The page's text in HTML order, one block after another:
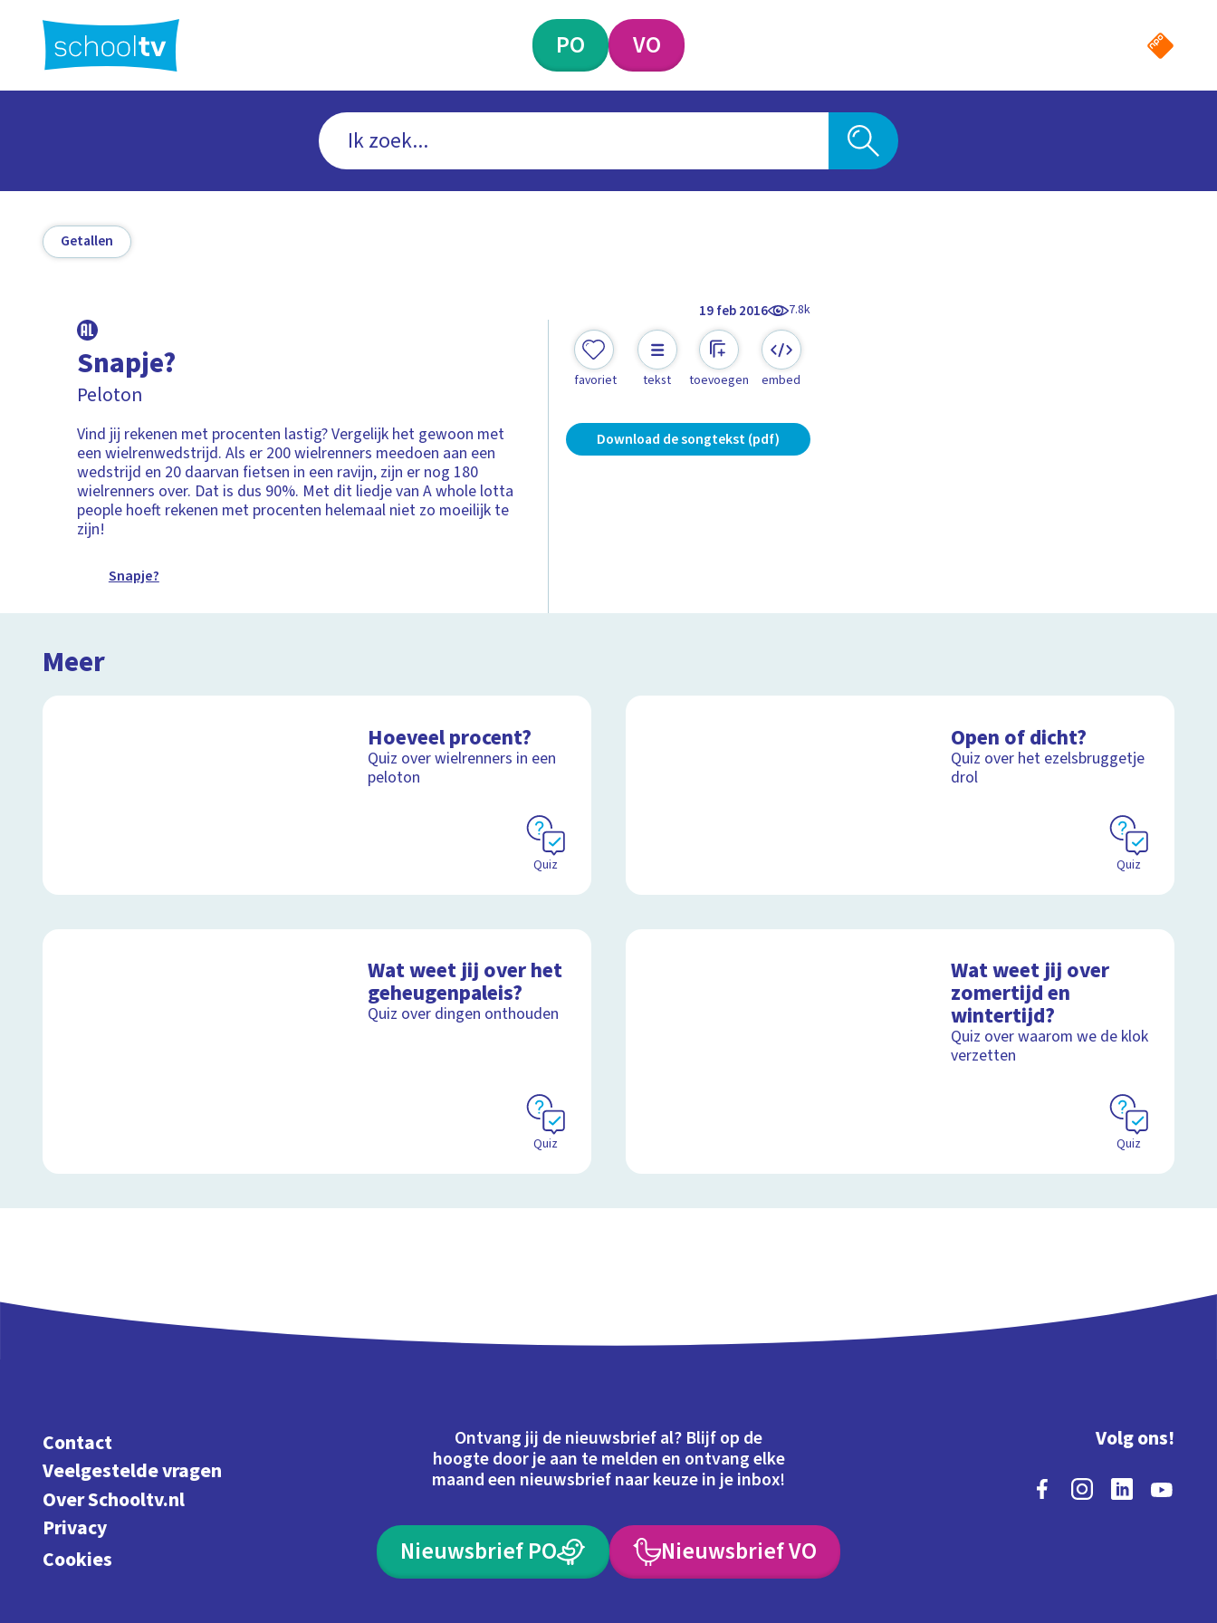
hoofdinhoud
PO VO
Getallen
19 feb 2016 7.8k
Snapje?
Peloton
Vind jij rekenen met procenten lastig? Vergelijk het gewoon met
een wielrenwedstrijd. Als er 200 wielrenners meedoen aan een
wedstrijd en 20 daarvan fietsen in een ravijn, zijn er nog 180
wielrenners over. Dat is dus 90%. Met dit liedje van A whole lotta
people hoeft rekenen met procenten helemaal niet zo moeilijk te
zijn!
Snapje?
favoriet tekst toevoegen embed
Download de songtekst (pdf)
Meer
Hoeveel procent?
Quiz over wielrenners in een
peloton
Quiz
Open of dicht?
Quiz over het ezelsbruggetje
drol
Quiz
Wat weet jij over het
geheugenpaleis?
Quiz over dingen onthouden
Quiz
Wat weet jij over
zomertijd en
wintertijd?
Quiz over waarom we de klok
verzetten
Quiz
Contact
Veelgestelde vragen
Over Schooltv.nl
Privacy
Cookies
Ontvang jij de nieuwsbrief al? Blijf op de
hoogte door je aan te melden en ontvang elke
maand een nieuwsbrief naar keuze in je inbox!
Nieuwsbrief PO Nieuwsbrief VO
Volg ons!